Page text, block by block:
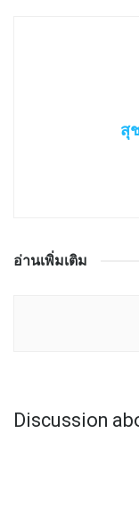
สุ
อ่านเพิ่มเติม
Discussion